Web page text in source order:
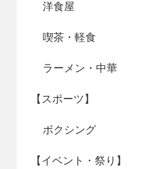
洋食屋
喫茶・軽食
ラーメン・中華
【スポーツ】
ボクシング
【イベント・祭り】